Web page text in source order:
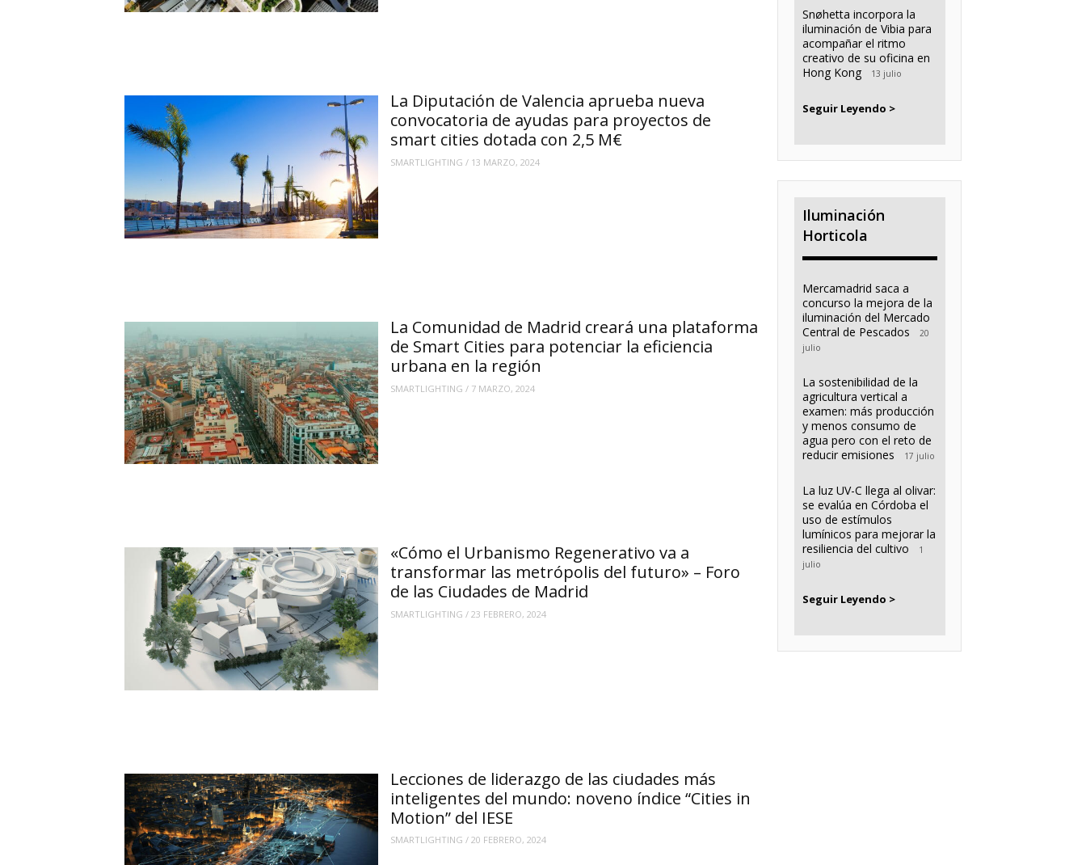
La Diputación de Valencia aprueba nueva
convocatoria de ayudas para proyectos de
smart cities dotada con 2,5 M€
SMARTLIGHTING / 13 MARZO, 2024
La Comunidad de Madrid creará una plataforma
de Smart Cities para potenciar la eficiencia
urbana en la región
SMARTLIGHTING / 7 MARZO, 2024
«Cómo el Urbanismo Regenerativo va a
transformar las metrópolis del futuro» – Foro
de las Ciudades de Madrid
SMARTLIGHTING / 23 FEBRERO, 2024
Lecciones de liderazgo de las ciudades más
inteligentes del mundo: noveno índice “Cities in
Motion” del IESE
SMARTLIGHTING / 20 FEBRERO, 2024
Snøhetta incorpora la
iluminación de Vibia para
acompañar el ritmo
creativo de su oficina en
Hong Kong
13 julio
Seguir Leyendo >
Iluminación
Horticola
Mercamadrid saca a
concurso la mejora de la
iluminación del Mercado
Central de Pescados
20
julio
La sostenibilidad de la
agricultura vertical a
examen: más producción
y menos consumo de
agua pero con el reto de
reducir emisiones
17 julio
La luz UV-C llega al olivar:
se evalúa en Córdoba el
uso de estímulos
lumínicos para mejorar la
resiliencia del cultivo
1
julio
Seguir Leyendo >